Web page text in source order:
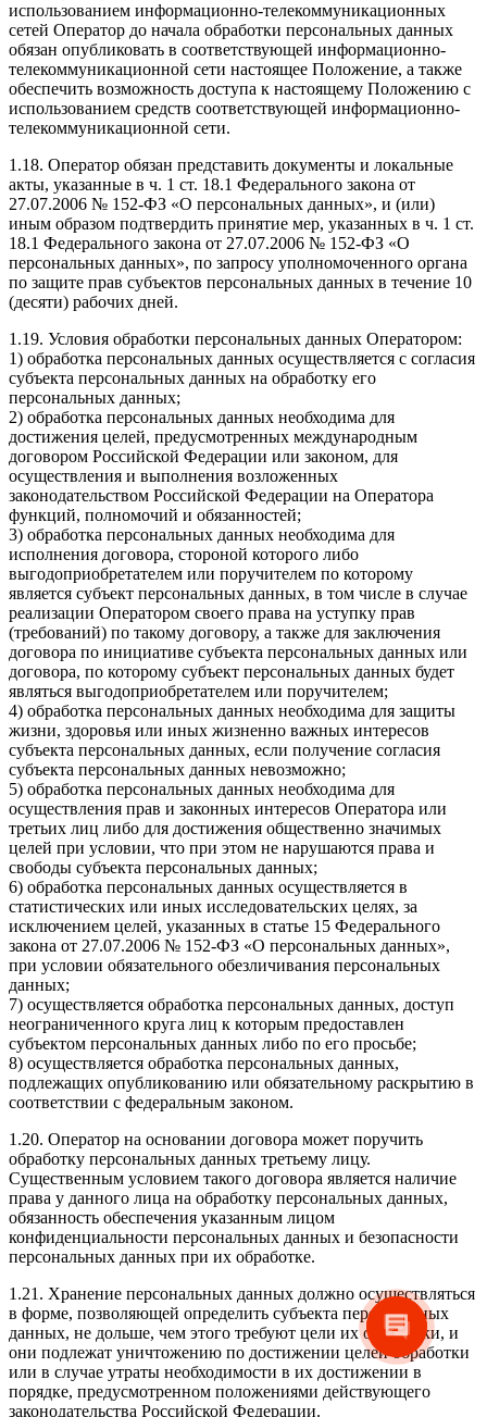
использованием информационно-телекоммуникационных
сетей Оператор до начала обработки персональных данных
обязан опубликовать в соответствующей информационно-
телекоммуникационной сети настоящее Положение, а также
обеспечить возможность доступа к настоящему Положению с
использованием средств соответствующей информационно-
телекоммуникационной сети.
1.18. Оператор обязан представить документы и локальные
акты, указанные в ч. 1 ст. 18.1 Федерального закона от
27.07.2006 № 152-ФЗ «О персональных данных», и (или)
иным образом подтвердить принятие мер, указанных в ч. 1 ст.
18.1 Федерального закона от 27.07.2006 № 152-ФЗ «О
персональных данных», по запросу уполномоченного органа
по защите прав субъектов персональных данных в течение 10
(десяти) рабочих дней.
1.19. Условия обработки персональных данных Оператором:
1) обработка персональных данных осуществляется с согласия
субъекта персональных данных на обработку его
персональных данных;
2) обработка персональных данных необходима для
достижения целей, предусмотренных международным
договором Российской Федерации или законом, для
осуществления и выполнения возложенных
законодательством Российской Федерации на Оператора
функций, полномочий и обязанностей;
3) обработка персональных данных необходима для
исполнения договора, стороной которого либо
выгодоприобретателем или поручителем по которому
является субъект персональных данных, в том числе в случае
реализации Оператором своего права на уступку прав
(требований) по такому договору, а также для заключения
договора по инициативе субъекта персональных данных или
договора, по которому субъект персональных данных будет
являться выгодоприобретателем или поручителем;
4) обработка персональных данных необходима для защиты
жизни, здоровья или иных жизненно важных интересов
субъекта персональных данных, если получение согласия
субъекта персональных данных невозможно;
5) обработка персональных данных необходима для
осуществления прав и законных интересов Оператора или
третьих лиц либо для достижения общественно значимых
целей при условии, что при этом не нарушаются права и
свободы субъекта персональных данных;
6) обработка персональных данных осуществляется в
статистических или иных исследовательских целях, за
исключением целей, указанных в статье 15 Федерального
закона от 27.07.2006 № 152-ФЗ «О персональных данных»,
при условии обязательного обезличивания персональных
данных;
7) осуществляется обработка персональных данных, доступ
неограниченного круга лиц к которым предоставлен
субъектом персональных данных либо по его просьбе;
8) осуществляется обработка персональных данных,
подлежащих опубликованию или обязательному раскрытию в
соответствии с федеральным законом.
1.20. Оператор на основании договора может поручить
обработку персональных данных третьему лицу.
Существенным условием такого договора является наличие
права у данного лица на обработку персональных данных,
обязанность обеспечения указанным лицом
конфиденциальности персональных данных и безопасности
персональных данных при их обработке.
1.21. Хранение персональных данных должно осуществляться
в форме, позволяющей определить субъекта персональных
данных, не дольше, чем этого требуют цели их обработки, и
они подлежат уничтожению по достижении целей обработки
или в случае утраты необходимости в их достижении в
порядке, предусмотренном положениями действующего
законодательства Российской Федерации.